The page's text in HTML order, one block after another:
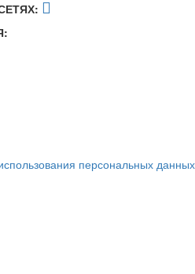
персональных